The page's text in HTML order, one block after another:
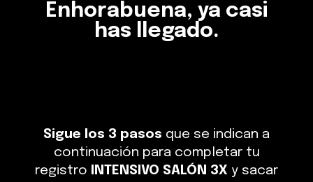
Enhorabuena, ya casi
has llegado.
Sigue los 3 pasos que se indican a
continuación para completar tu
registro
INTENSIVO SALÓN 3X y sacar